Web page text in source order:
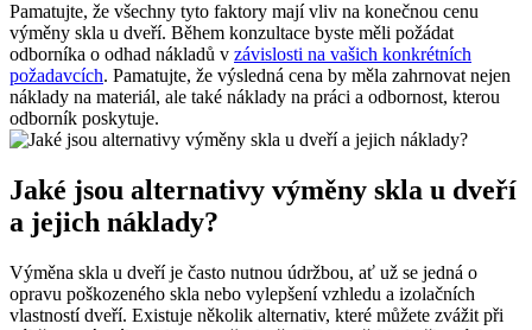
Pamatujte, že všechny tyto faktory mají vliv na konečnou cenu
výměny ‌skla u​ dveří. Během konzultace‍ byste měli​ požádat
odborníka o odhad nákladů v závislosti na vašich konkrétních
požadavcích. Pamatujte,⁤ že‍ výsledná ⁣cena by měla ​zahrnovat nejen
náklady na materiál, ale také náklady na práci a odbornost, kterou
odborník poskytuje.
Jaké jsou ⁢alternativy výměny skla u ‌dveří
a jejich náklady?
Výměna skla ⁣u⁣ dveří je často nutnou údržbou, ať už se⁢ jedná o
opravu poškozeného skla nebo vylepšení vzhledu‌ a ⁤izolačních
⁤vlastností dveří. Existuje několik alternativ, které můžete ‌zvážit při